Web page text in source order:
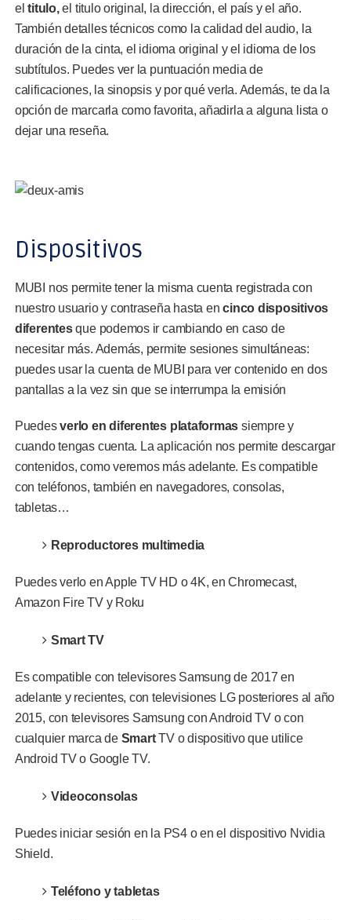
eltitulo,el titulo original, la dirección, el país y el año.
También detalles técnicos como la calidad del audio, la
duración de la cinta, el idioma original y el idioma de los
subtítulos. Puedes ver la puntuación media de
calificaciones, la sinopsis y por qué verla. Además, te da la
opción de marcarla como favorita, añadirla a alguna lista o
dejar una reseña.
Dispositivos
MUBI nos permite tener la misma cuenta registrada con
nuestro usuario y contraseña hasta encinco dispositivos
diferentesque podemos ir cambiando en caso de
necesitar más. Además, permite sesiones simultáneas:
puedes usar la cuenta de MUBI para ver contenido en dos
pantallas a la vez sin que se interrumpa la emisión
Puedesverlo en diferentes plataformas siempre y
cuando tengas cuenta. La aplicación nos permite descargar
contenidos, como veremos más adelante. Es compatible
con teléfonos, también en navegadores, consolas,
tabletas…
Reproductores multimedia
Puedes verlo en Apple TV HD o 4K, en Chromecast,
Amazon Fire TV y Roku
Smart TV
Es compatible con televisores Samsung de 2017 en
adelante y recientes, con televisiones LG posteriores al año
2015, con televisores Samsung con Android TV o con
cualquier marca de SmartTV o dispositivo que utilice
Android TV o Google TV.
Videoconsolas
Puedes iniciar sesión en la PS4 o en el dispositivo Nvidia
Shield.
Teléfono y tabletas